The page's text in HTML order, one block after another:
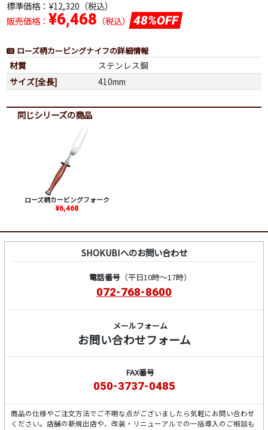
標準価格： ¥12,320（税込）
販売価格： ¥6,468 （税込） 48%OFF
ローズ柄カービングナイフの詳細情報
材質
ステンレス鋼
サイズ[全長]
410mm
同じシリーズの商品
ローズ柄カービングフォーク
¥6,468
SHOKUBIへのお問い合わせ
電話番号（平日10時～17時）
072-768-8600
メールフォーム
お問い合わせフォーム
FAX番号
050-3737-0485
商品の仕様やご注文方法でご不明な点がございましたら気軽にお問い合わせ
ください。店舗の新規出店や、改装・リニューアルでの一括導入のご相談も